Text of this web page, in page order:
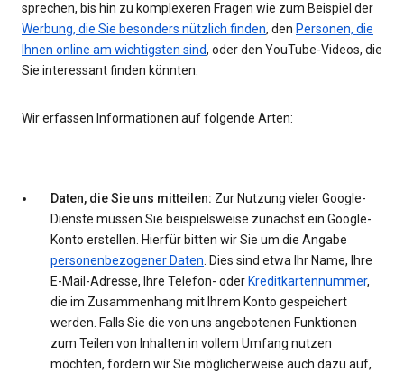
sprechen, bis hin zu komplexeren Fragen wie zum Beispiel der
Werbung, die Sie besonders nützlich finden, den Personen, die
Ihnen online am wichtigsten sind, oder den YouTube-Videos, die
Sie interessant finden könnten.
Wir erfassen Informationen auf folgende Arten:
Daten, die Sie uns mitteilen: Zur Nutzung vieler Google-
Dienste müssen Sie beispielsweise zunächst ein Google-
Konto erstellen. Hierfür bitten wir Sie um die Angabe
personenbezogener Daten. Dies sind etwa Ihr Name, Ihre
E-Mail-Adresse, Ihre Telefon- oder Kreditkartennummer,
die im Zusammenhang mit Ihrem Konto gespeichert
werden. Falls Sie die von uns angebotenen Funktionen
zum Teilen von Inhalten in vollem Umfang nutzen
möchten, fordern wir Sie möglicherweise auch dazu auf,